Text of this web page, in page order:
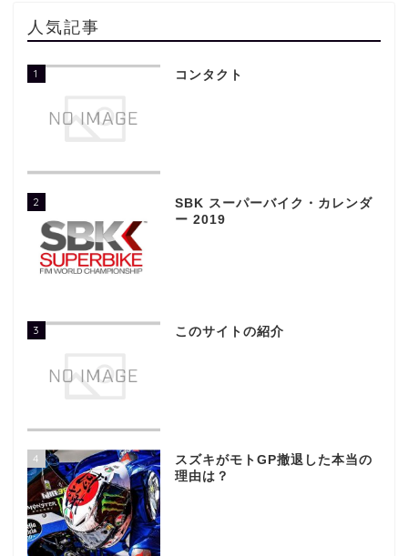
人気記事
1 コンタクト
2
SBK スーパーバイク・カレンダ
ー 2019
3 このサイトの紹介
4
スズキがモトGP撤退した本当の
理由は？